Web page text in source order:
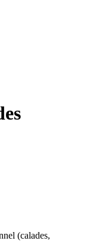
(calades,